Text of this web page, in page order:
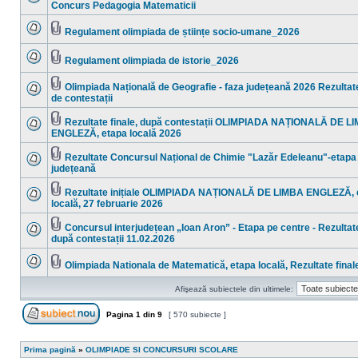
necitite
Nu
sunt
mesaje
necitite
Fişier(e)
ataşat(e)
Concurs Pedagogia Matematicii
sunt
mesaje
necitite
Fişier(e)
Regulament olimpiada de științe socio-umane_2026
sunt
mesaje
necitite
Fişier(e)
Regulament olimpiada de istorie_2026
Nu
sunt
mesaje
necitite
Fişier(e)
ataşat(e)
Olimpiada Națională de Geografie - faza județeană 2026
de contestații
Nu
sunt
mesaje
necitite
Fişier(e)
ataşat(e)
Rezultate finale, după contestații OLIMPIADA NAȚIONALĂ DE
ENGLEZĂ, etapa locală 2026
Nu
sunt
mesaje
necitite
Fişier(e)
ataşat(e)
Rezultate Concursul Național de Chimie "Lazăr Edeleanu"-etapa
județeană
Nu
sunt
mesaje
necitite
Fişier(e)
ataşat(e)
Rezultate inițiale OLIMPIADA NAȚIONALĂ DE LIMBA ENGLEZĂ,
locală, 27 februarie 2026
Nu
sunt
mesaje
necitite
Fişier(e)
ataşat(e)
Concursul interjudețean „Ioan Aron” - Etapa pe centre -
după contestații 11.02.2026
necitite
Fişier(e)
Olimpiada Nationala de Matematică, etapa locală, Rezultate
Afişează subiectele din ultimele:
Pagina 1 din 9 [ 570 subiecte ]
Prima pagină » OLIMPIADE SI CONCURSURI SCOLARE